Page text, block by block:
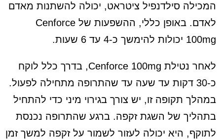
המכילה סילדנפיל ציטראט, יכולה להשתנות מאדם
לאדם. באופן כללי, ההשפעות של Cenforce
100mg יכולות להימשך כ-4 עד 6 שעות.
לאחר נטילת Cenforce 100mg, בדרך כלל לוקח
כ-30 דקות עד שעה עד שהתרופה מתחילה לפעול.
במהלך תקופה זו, יש צורך בגירוי מיני כדי להתחיל
בתהליך של השגת זקפה. ברגע שהתרופה נכנסת
לתוקף, היא יכולה לעזור לשמור על זקפה למשך זמן